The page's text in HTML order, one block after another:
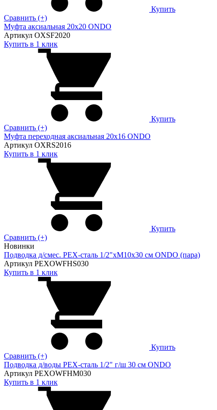
Купить
Сравнить (+)
Муфта аксиальная 20х20 ONDO
Артикул OXSF2020
Купить в 1 клик
Купить
Сравнить (+)
Муфта переходная аксиальная 20х16 ONDO
Артикул OXRS2016
Купить в 1 клик
Купить
Сравнить (+)
Новинки
Подводка д/смес. PEX-сталь 1/2"xM10x30 см ONDO (пара)
Артикул PEXOWFHS030
Купить в 1 клик
Купить
Сравнить (+)
Подводка д/воды PEX-сталь 1/2" г/ш 30 cм ONDO
Артикул PEXOWFHM030
Купить в 1 клик